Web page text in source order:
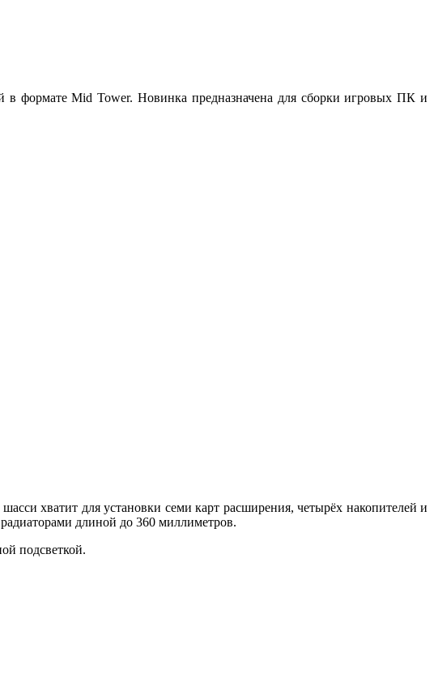
формате Mid Tower. Новинка предназначена для сборки игровых ПК и
хватит для установки семи карт расширения, четырёх накопителей и
длиной до 360 миллиметров.
подсветкой.